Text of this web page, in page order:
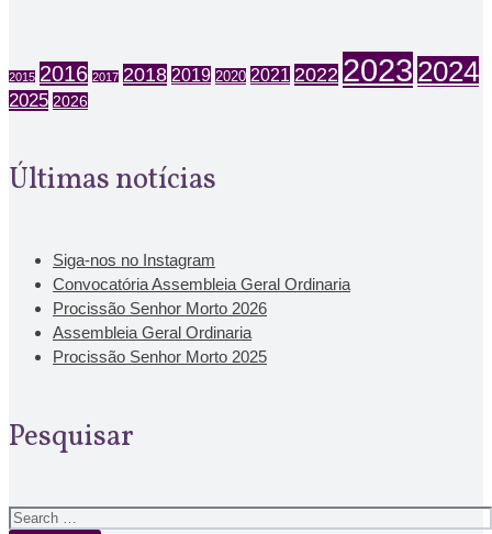
2015 2016 2017 2018 2019 2020 2021 2022 2023 2024
2025 2026
Últimas notícias
Siga-nos no Instagram
Convocatória Assembleia Geral Ordinaria
Procissão Senhor Morto 2026
Assembleia Geral Ordinaria
Procissão Senhor Morto 2025
Pesquisar